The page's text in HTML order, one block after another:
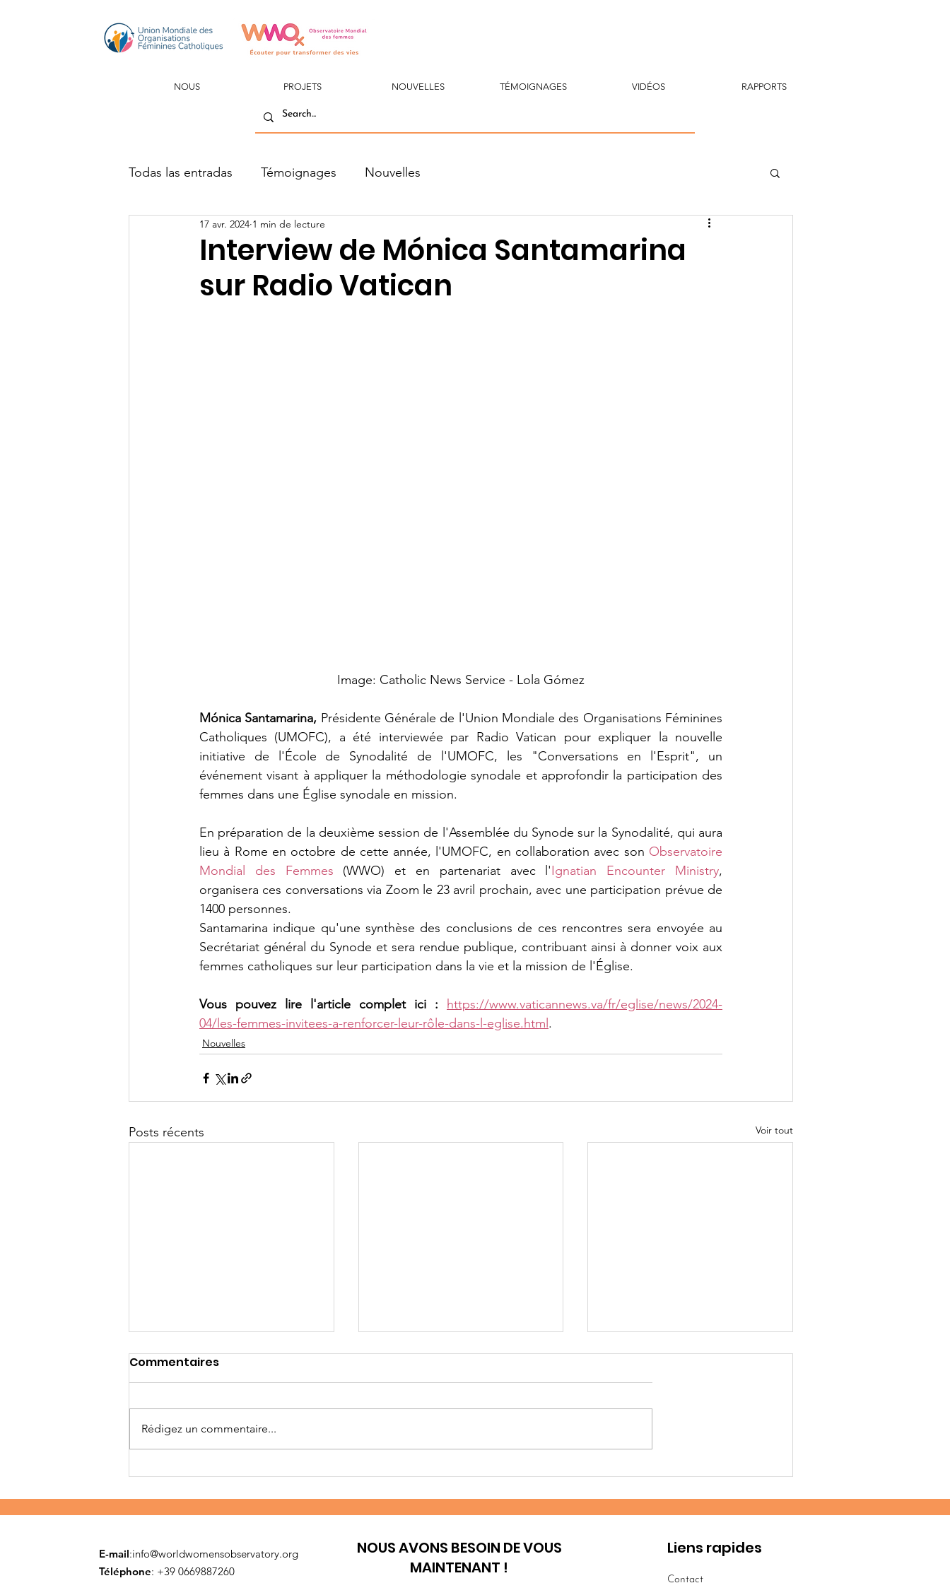
NOUS PROJETS NOUVELLES TÉMOIGNAGES VIDÉOS RAPPORTS
Todas las entradas Témoignages Nouvelles
Interview de Mónica Santamarina
sur Radio Vatican
17 avr. 2024 1 min de lecture
Image: Catholic News Service - Lola Gómez
Mónica Santamarina, Présidente Générale de l'Union Mondiale des Organisations Féminines
Catholiques (UMOFC), a été interviewée par Radio Vatican pour expliquer la nouvelle
initiative de l'École de Synodalité de l'UMOFC, les "Conversations en l'Esprit", un
événement visant à appliquer la méthodologie synodale et approfondir la participation des
femmes dans une Église synodale en mission.
En préparation de la deuxième session de l'Assemblée du Synode sur la Synodalité, qui aura
lieu à Rome en octobre de cette année, l'UMOFC, en collaboration avec son Observatoire
Mondial des Femmes (WWO) et en partenariat avec l'Ignatian Encounter Ministry,
organisera ces conversations via Zoom le 23 avril prochain, avec une participation prévue de
1400 personnes.
Santamarina indique qu'une synthèse des conclusions de ces rencontres sera envoyée au
Secrétariat général du Synode et sera rendue publique, contribuant ainsi à donner voix aux
femmes catholiques sur leur participation dans la vie et la mission de l'Église.
Vous pouvez lire l'article complet ici : https://www.vaticannews.va/fr/eglise/news/2024-
04/les-femmes-invitees-a-renforcer-leur-rôle-dans-l-eglise.html .
Nouvelles
Posts récents Voir tout
Premiers pas en Asie
Laïcs et consacrés :
mission
Migration et résilience
Commentaires
Rédigez un commentaire...
E-mail:info@worldwomensobservatory.org
Téléphone: ​+39 0669887260
NOUS AVONS BESOIN DE VOUS
MAINTENANT !
Liens rapides
Contact